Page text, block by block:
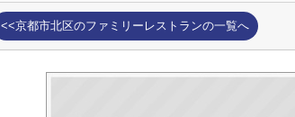
<<京都市北区のファミリーレストランの一覧へ